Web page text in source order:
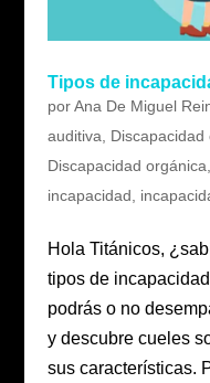
Tipos de
porAna De Miguel
auditiva, Discapacidad
Discapacidad orgánica,
incapacidad,
Hola Titánicos,
tipos de
podrás o no
y descubre cueles
sus características.